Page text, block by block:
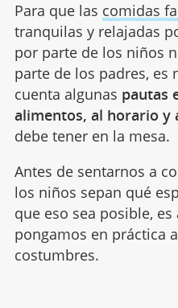
Para que las comidas
tranquilas y relajadas
por parte de los niños
parte de los padres, es
cuenta algunas pautas
alimentos, al horario y
debe tener en la mesa.
Antes de sentarnos a
los niños sepan qué
que eso sea posible,
pongamos en práctica
costumbres.